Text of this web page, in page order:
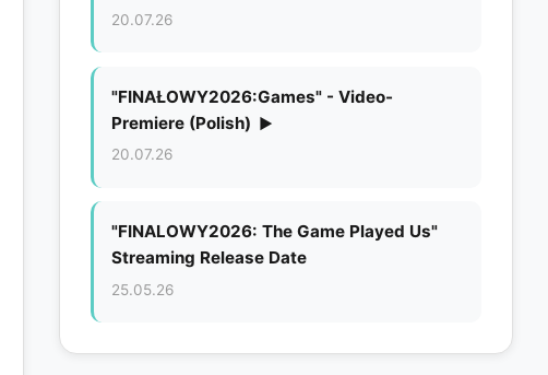
20.07.26
"FINAŁOWY2026:Games" - Video-
Premiere (Polish)
▶
20.07.26
"FINALOWY2026: The Game Played Us"
Streaming Release Date
25.05.26